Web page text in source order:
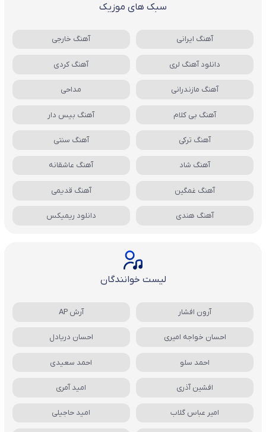
سبک های موزیک
آهنگ ایرانی آهنگ خارجی
دانلود آهنگ لری آهنگ کردی
آهنگ مازندرانی مداحی
آهنگ بی کلام آهنگ بیس دار
آهنگ ترکی آهنگ سنتی
آهنگ شاد آهنگ عاشقانه
آهنگ غمگین آهنگ قدیمی
آهنگ هندی دانلود ریمیکس
لیست خوانندگان
آرون افشار آرش AP
احسان خواجه امیری احسان دریادل
احمد سلو احمد سعیدی
افشین آذری امید آمری
امیر عباس گلاب امید حاجیلی